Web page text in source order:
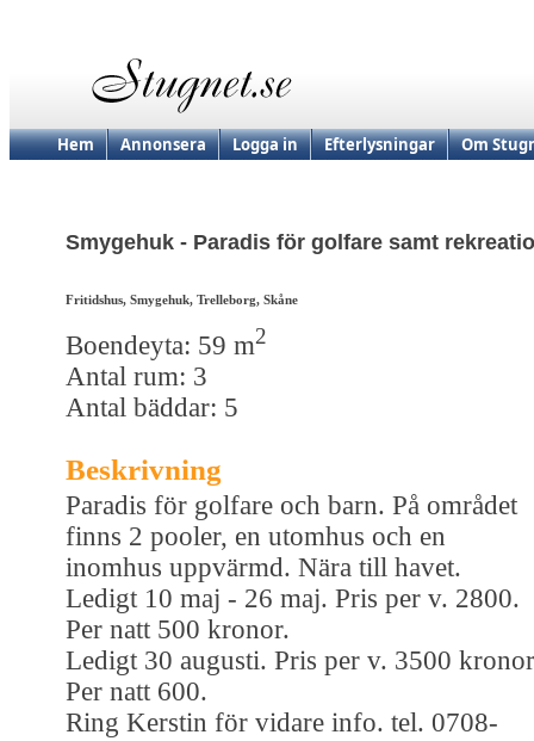
Hem Annonsera Logga in Efterlysningar Om
Smygehuk - Paradis för golfare samt
Fritidshus, Smygehuk, Trelleborg, Skåne
Boendeyta: 59 m2
Antal rum: 3
Antal bäddar: 5
Beskrivning
Paradis för golfare och barn. På området
finns 2 pooler, en utomhus och en
inomhus uppvärmd. Nära till havet.
Ledigt 10 maj - 26 maj. Pris per v. 2800.
Per natt 500 kronor.
Ledigt 30 augusti. Pris per v. 3500
Per natt 600.
Ring Kerstin för vidare info. tel. 0708-